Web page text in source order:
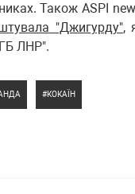
Також ASPI
"Джигурду",
ЛНР".
КОКАЇН